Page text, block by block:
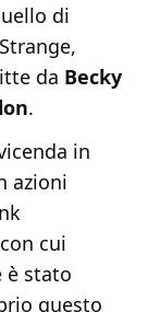
di
da Becky
.
in
azioni
cui
è stato
questo